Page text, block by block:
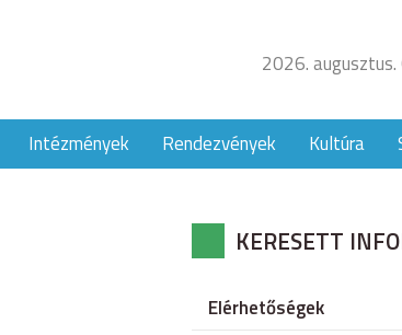
2026.
Intézmények Rendezvények Kultúra
KERESETT
Elérhetőségek